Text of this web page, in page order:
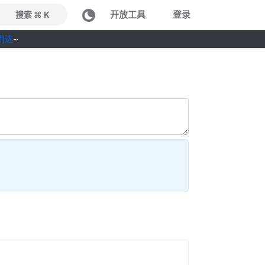
搜索 ⌘ K 开放工具 登录
达~